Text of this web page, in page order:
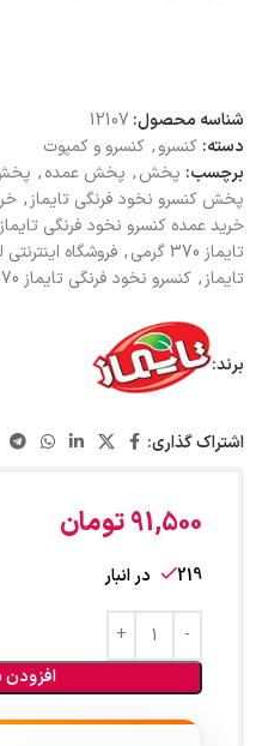
شناسه محصول: 12107
دسته: کنسرو, کنسرو و کمپوت
برچسب: پخش, پخش عمده,
پخش کنسرو نخود فرنگی تایماز,
خرید عمده کنسرو نخود فرنگی تایماز
تایماز 370 گرمی
, فروشگاه اینترنتی
تایماز, کنسرو نخود فرنگی تایماز 370 گرمی
برند:
اشتراک گذاری:
91,500تومان
219 در انبار
افزودن